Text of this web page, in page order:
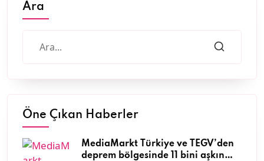
Ara
Öne Çıkan Haberler
MediaMarkt Türkiye ve TEGV’den
deprem bölgesinde 11 bini aşkın